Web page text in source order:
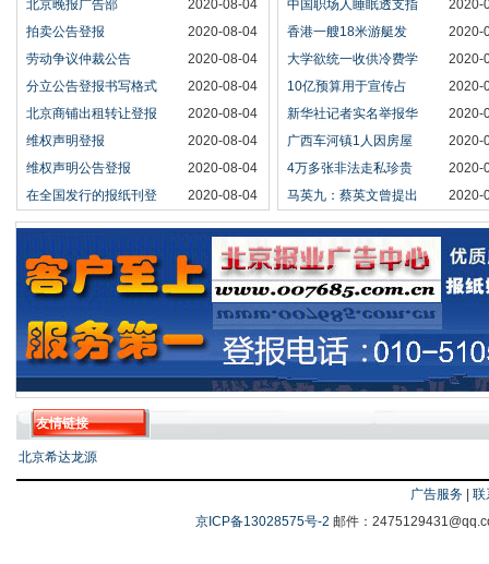
北京晚报广告部
2020-08-04
拍卖公告登报
2020-08-04
劳动争议仲裁公告
2020-08-04
分立公告登报书写格式
2020-08-04
北京商铺出租转让登报
2020-08-04
维权声明登报
2020-08-04
维权声明公告登报
2020-08-04
在全国发行的报纸刊登
2020-08-04
中国职场人睡眠透支指
2020-
香港一艘18米游艇发
2020-
大学欲统一收供冷费学
2020-
10亿预算用于宣传占
2020-
新华社记者实名举报华
2020-
广西车河镇1人因房屋
2020-
4万多张非法走私珍贵
2020-
马英九：蔡英文曾提出
2020-
友情链接
北京希达龙源
广告服务
联
京ICP备13028575号-2 邮件：